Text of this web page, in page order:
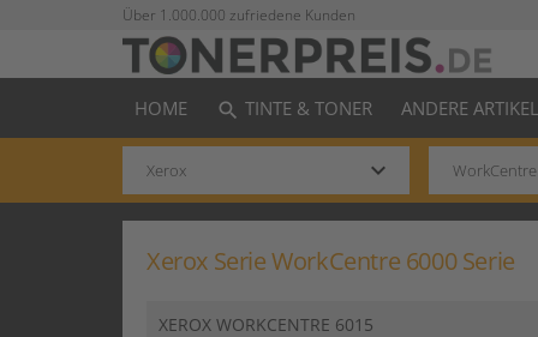
Über 1.000.000 zufriedene Kunden
HOME search TINTE & TONER ANDERE ARTIKEL
keyboard_arrow_down
Xerox Serie WorkCentre 6000 Serie
XEROX WORKCENTRE 6015